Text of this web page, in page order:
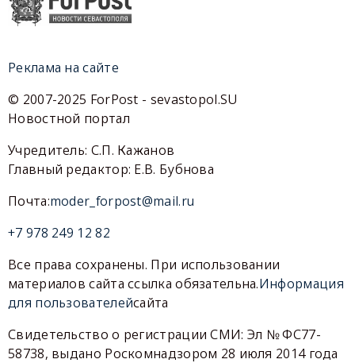
Реклама на сайте
© 2007-2025 ForPost - sevastopol.SU
Новостной портал
Учредитель: С.П. Кажанов
Главный редактор: Е.В. Бубнова
Почта:moder_forpost@mail.ru
+7 978 249 12 82
Все права сохранены. При использовании
материалов сайта ссылка обязательна.Информация
для пользователейсайта
Свидетельство о регистрации СМИ: Эл № ФС77-
58738, выдано Роскомнадзором 28 июля 2014 года